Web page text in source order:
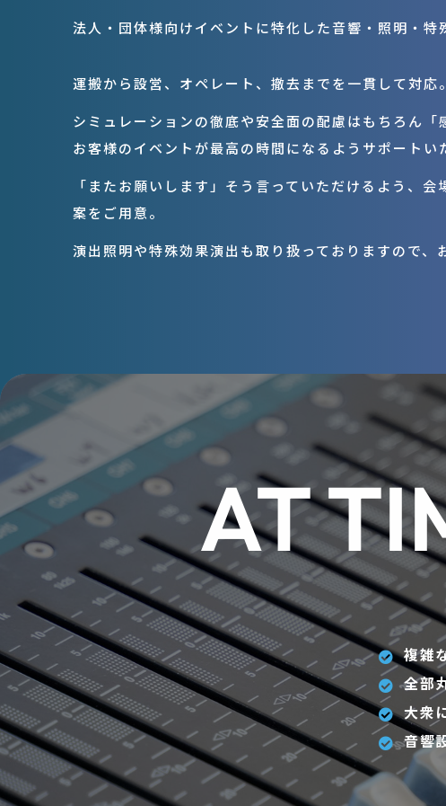
法人・団体様向けイベントに特化した音響・照明・
運搬から設営、オペレート、撤去までを一貫して対応。
シミュレーションの徹底や安全面の配慮はもちろん「
お客様のイベントが最高の時間になるようサポートい
「またお願いします」そう言っていただけるよう、
案をご用意。
演出照明や特殊効果演出も取り扱っておりますので、
AT
複雑
全部
大衆
音響